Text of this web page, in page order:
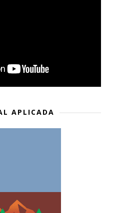
APLICADA